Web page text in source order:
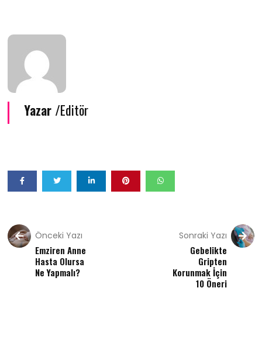
Yazar /Editör
Önceki Yazı
Emziren Anne
Hasta Olursa
Ne Yapmalı?
Sonraki Yazı
Gebelikte
Gripten
Korunmak İçin
10 Öneri